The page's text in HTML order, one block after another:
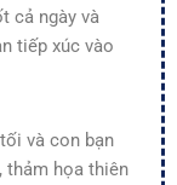
cả ngày và
tiếp xúc vào
và con bạn
thảm họa thiên